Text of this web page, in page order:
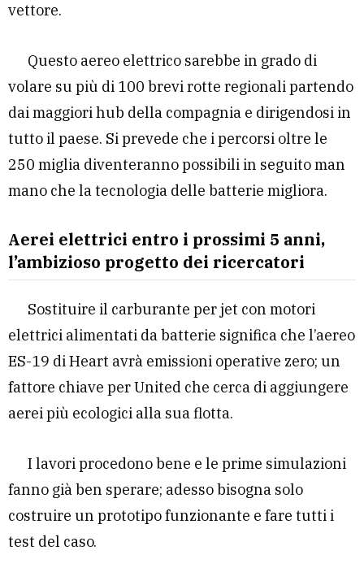
vettore.
Questo aereo elettrico sarebbe in grado di
volare su più di 100 brevi rotte regionali partendo
dai maggiori hub della compagnia e dirigendosi in
tutto il paese. Si prevede che i percorsi oltre le
250 miglia diventeranno possibili in seguito man
mano che la tecnologia delle batterie migliora.
Aerei elettrici entro i prossimi 5 anni,
l’ambizioso progetto dei ricercatori
Sostituire il carburante per jet con motori
elettrici alimentati da batterie significa che l’aereo
ES-19 di Heart avrà emissioni operative zero; un
fattore chiave per United che cerca di aggiungere
aerei più ecologici alla sua flotta.
I lavori procedono bene e le prime simulazioni
fanno già ben sperare; adesso bisogna solo
costruire un prototipo funzionante e fare tutti i
test del caso.